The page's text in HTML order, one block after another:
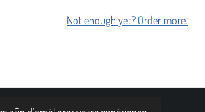
Not enough yet? Order more.